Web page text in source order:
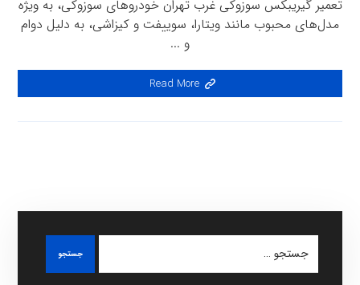
تعمیر گیریبکس سوزوکی غرب تهران خودروهای سوزوکی، به ویژه
مدل‌های محبوب مانند ویتارا، سوییفت و کیزاشی، به دلیل دوام
و ...
Read More
جستجو